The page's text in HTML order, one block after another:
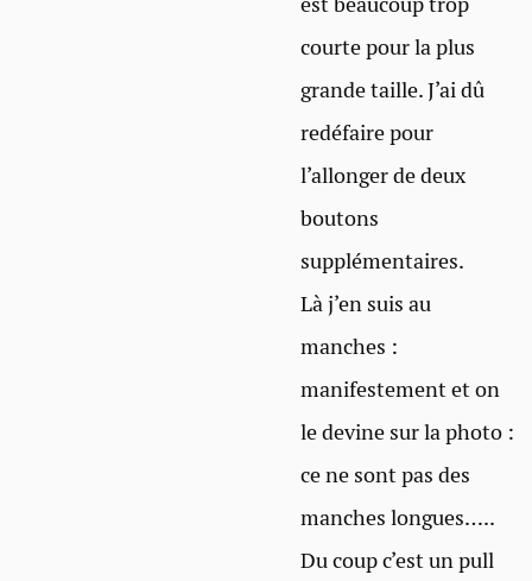
courte pour la plus
grande taille. J’ai dû
redéfaire pour
l’allonger de deux
boutons
supplémentaires.
Là j’en suis au
manches :
manifestement et on
le devine sur la photo :
ce ne sont pas des
manches longues…..
Du coup c’est un pull